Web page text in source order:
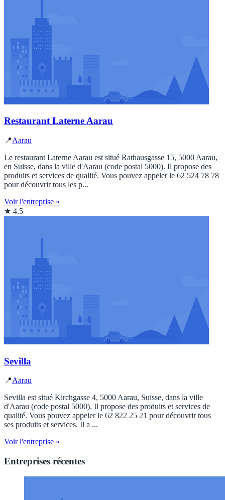
Restaurant Laterne Aarau
📍Aarau
Le restaurant Laterne Aarau est situé Rathausgasse 15, 5000 Aarau,
en Suisse, dans la ville d'Aarau (code postal 5000). Il propose des
produits et services de qualité. Vous pouvez appeler le 62 524 78 78
pour découvrir tous les p...
Voir l'entreprise »
★ 4.5
Sevilla
📍Aarau
Sevilla est situé Kirchgasse 4, 5000 Aarau, Suisse, dans la ville
d'Aarau (code postal 5000). Il propose des produits et services de
qualité. Vous pouvez appeler le 62 822 25 21 pour découvrir tous
ses produits et services. Il a ...
Voir l'entreprise »
Entreprises récentes